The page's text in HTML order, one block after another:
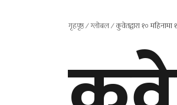
गृहपृष्ठ∕ग्लोबल∕कुवेतद्वारा १०